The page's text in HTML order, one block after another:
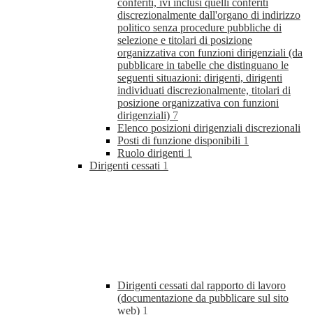
conferiti, ivi inclusi quelli conferiti
discrezionalmente dall'organo di indirizzo
politico senza procedure pubbliche di
selezione e titolari di posizione
organizzativa con funzioni dirigenziali (da
pubblicare in tabelle che distinguano le
seguenti situazioni: dirigenti, dirigenti
individuati discrezionalmente, titolari di
posizione organizzativa con funzioni
dirigenziali) 7
Elenco posizioni dirigenziali discrezionali
Posti di funzione disponibili 1
Ruolo dirigenti 1
Dirigenti cessati 1
Dirigenti cessati dal rapporto di lavoro
(documentazione da pubblicare sul sito
web) 1